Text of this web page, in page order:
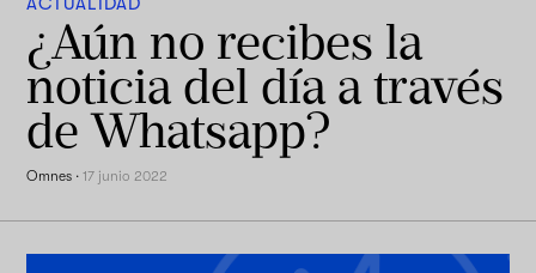
ACTUALIDAD
¿Aún no recibes la
noticia del día a través
de Whatsapp?
Omnes ·17 junio 2022